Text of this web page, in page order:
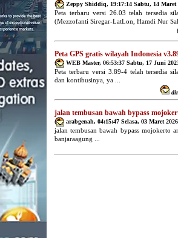
Zeppy Shiddiq, 19:17:14 Sabtu, 14 Maret
Peta terbaru versi 26.03 telah tersedia
(Mezzofanti Siregar-LatLon, Hamdi Nur
Peta GPS gratis wilayah Indonesia
WEB Master, 06:53:37 Sabtu, 17 Juni
Peta terbaru versi 3.89-4 telah tersedia
dan kontibusinya, ya ...
jalan tembusan bawah bypass
arabgenah, 04:15:47 Selasa, 03 Maret 2026
jalan tembusan bawah bypass mojokerto
banjaraagung ...